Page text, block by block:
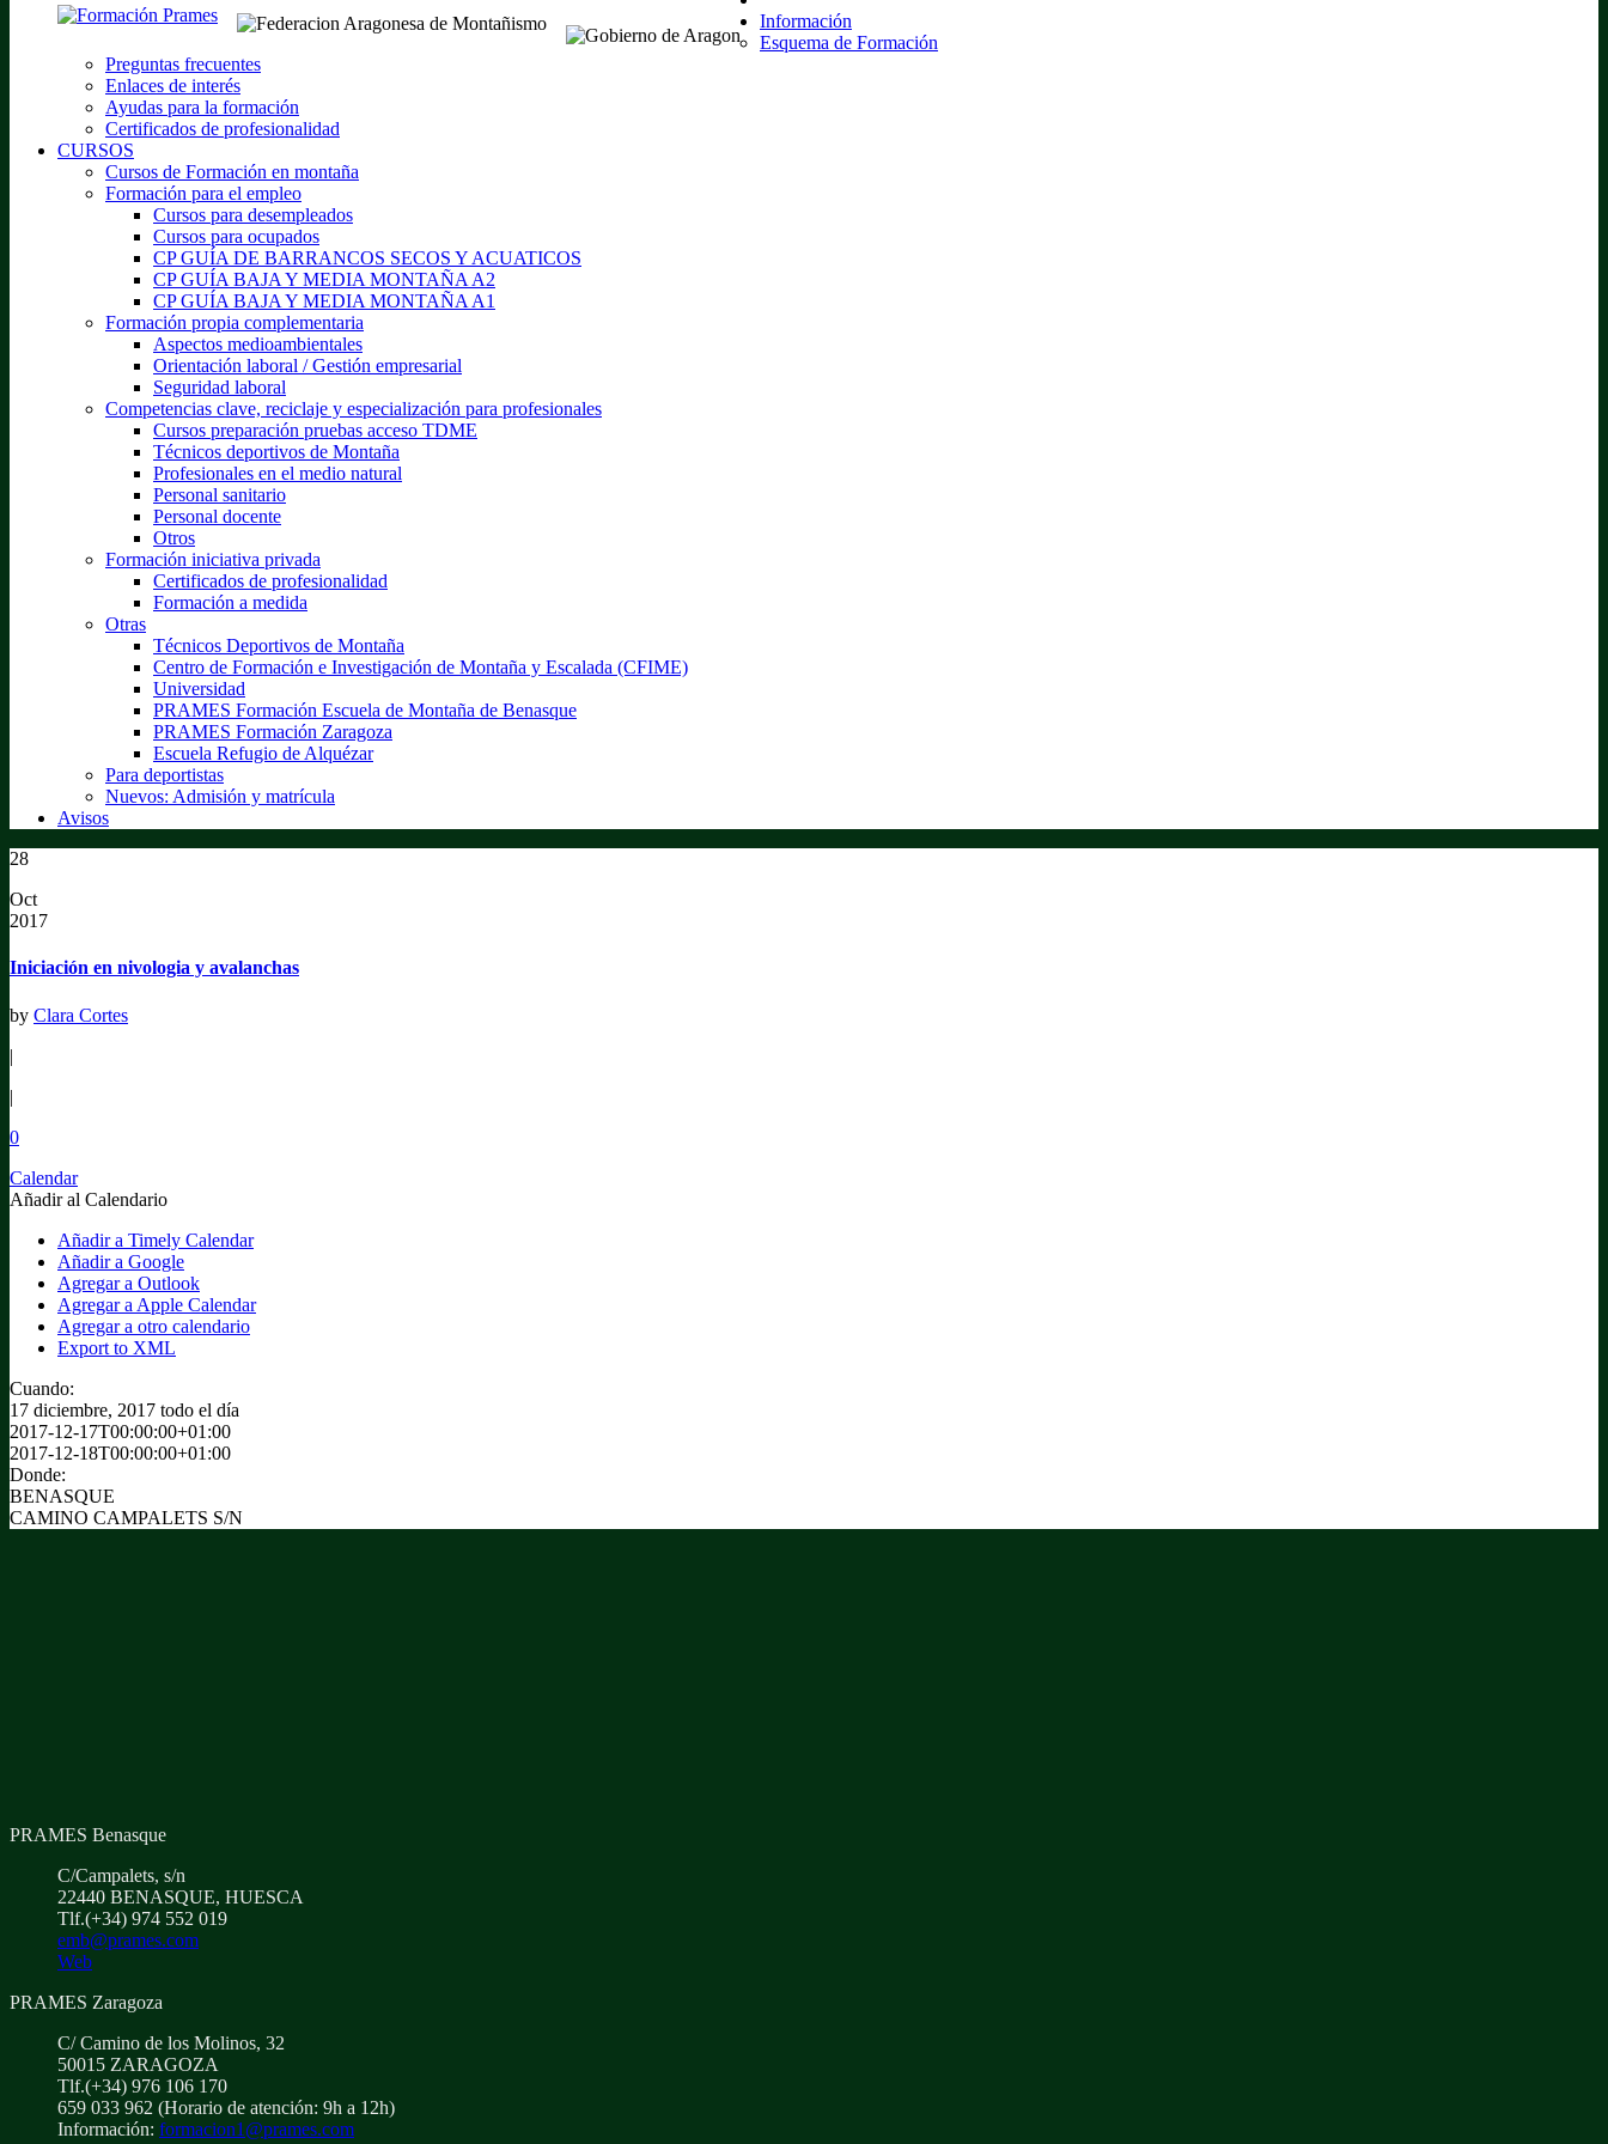
Información
Esquema de Formación
Preguntas frecuentes
Enlaces de interés
Ayudas para la formación
Certificados de profesionalidad
CURSOS
Cursos de Formación en montaña
Formación para el empleo
Cursos para desempleados
Cursos para ocupados
CP GUÍA DE BARRANCOS SECOS Y ACUATICOS
CP GUÍA BAJA Y MEDIA MONTAÑA A2
CP GUÍA BAJA Y MEDIA MONTAÑA A1
Formación propia complementaria
Aspectos medioambientales
Orientación laboral / Gestión empresarial
Seguridad laboral
Competencias clave, reciclaje y especialización para profesionales
Cursos preparación pruebas acceso TDME
Técnicos deportivos de Montaña
Profesionales en el medio natural
Personal sanitario
Personal docente
Otros
Formación iniciativa privada
Certificados de profesionalidad
Formación a medida
Otras
Técnicos Deportivos de Montaña
Centro de Formación e Investigación de Montaña y Escalada (CFIME)
Universidad
PRAMES Formación Escuela de Montaña de Benasque
PRAMES Formación Zaragoza
Escuela Refugio de Alquézar
Para deportistas
Nuevos: Admisión y matrícula
Avisos
28
Oct
2017
Iniciación en nivologia y avalanchas
by Clara Cortes
|
|
0
Calendar
Añadir al Calendario
Añadir a Timely Calendar
Añadir a Google
Agregar a Outlook
Agregar a Apple Calendar
Agregar a otro calendario
Export to XML
Cuando:
17 diciembre, 2017 todo el día
2017-12-17T00:00:00+01:00
2017-12-18T00:00:00+01:00
Donde:
BENASQUE
CAMINO CAMPALETS S/N
PRAMES Benasque
C/Campalets, s/n
22440 BENASQUE, HUESCA
Tlf.(+34) 974 552 019
emb@prames.com
Web
PRAMES Zaragoza
C/ Camino de los Molinos, 32
50015 ZARAGOZA
Tlf.(+34) 976 106 170
659 033 962 (Horario de atención: 9h a 12h)
Información: formacion1@prames.com